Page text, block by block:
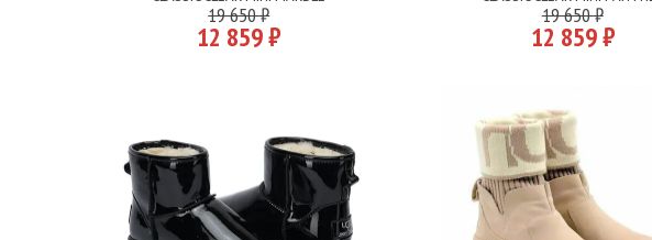
19 650 ₽
12 859 ₽
19 650 ₽
12 859 ₽